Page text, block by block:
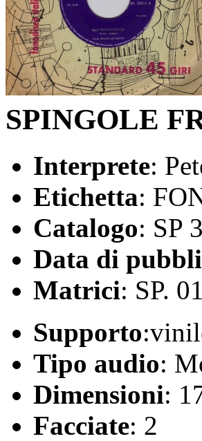
SPINGOLE
Interprete:
Etichetta:
Catalogo: SP
Data di
Matrici: SP.
Supporto
Tipo audio:
Dimensioni:
Facciate: 2